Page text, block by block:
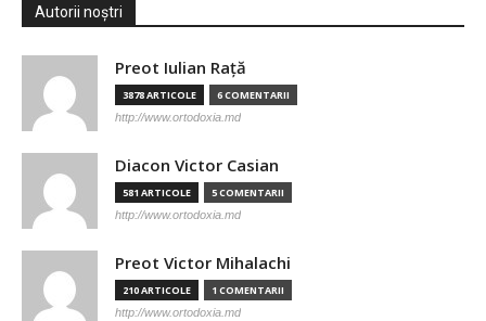
Autorii noștri
Preot Iulian Raţă
3878 ARTICOLE 6 COMENTARII
http://www.ortodoxia.md
Diacon Victor Casian
581 ARTICOLE 5 COMENTARII
http://www.ortodoxia.md
Preot Victor Mihalachi
210 ARTICOLE 1 COMENTARII
http://www.ortodoxia.md